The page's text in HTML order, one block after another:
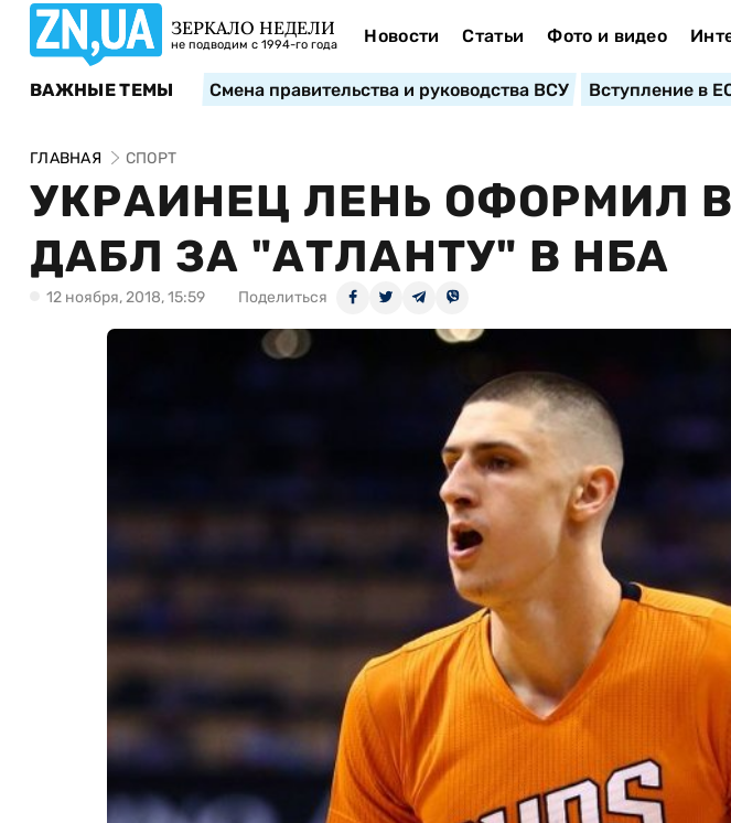
ЗЕРКАЛО НЕДЕЛИ
не подводим с 1994-го года Новости Статьи Фото и видео
ВАЖНЫЕ ТЕМЫ Смена правительства и руководства ВСУ Вступление в
ГЛАВНАЯ СПОРТ
УКРАИНЕЦ ЛЕНЬ ОФОРМИЛ
ДАБЛ ЗА "АТЛАНТУ" В НБА
12 ноября, 2018, 15:59 Поделиться